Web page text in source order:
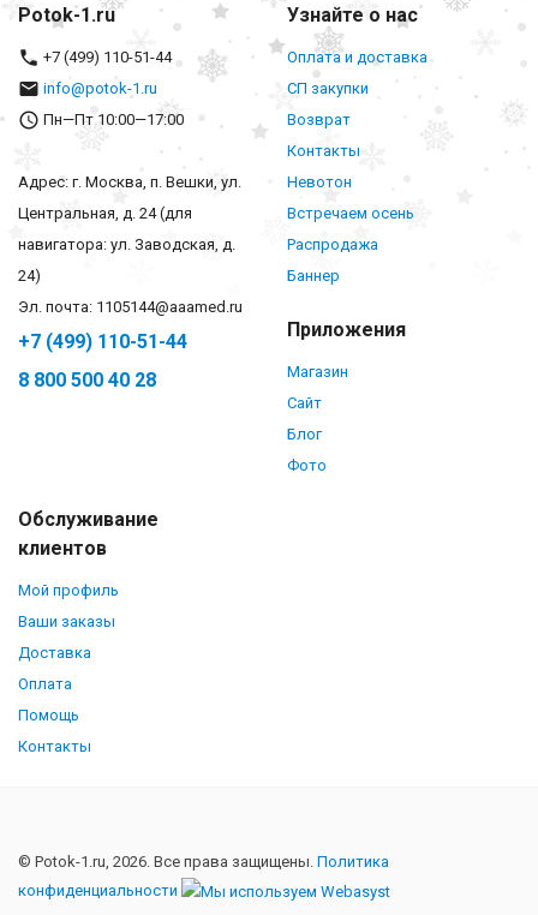
Potok-1.ru
+7 (499) 110-51-44
info@potok-1.ru
Пн—Пт 10:00—17:00
Адрес: г. Москва, п. Вешки, ул.
Центральная, д. 24 (для
навигатора: ул. Заводская, д.
24)
Эл. почта: 1105144@aaamed.ru
+7 (499) 110-51-44
8 800 500 40 28
Узнайте о нас
Оплата и доставка
СП закупки
Возврат
Контакты
Невотон
Встречаем осень
Распродажа
Баннер
Приложения
Магазин
Сайт
Блог
Фото
Обслуживание
клиентов
Мой профиль
Ваши заказы
Доставка
Оплата
Помощь
Контакты
© Potok-1.ru, 2026. Все права защищены. Политика
конфиденциальности